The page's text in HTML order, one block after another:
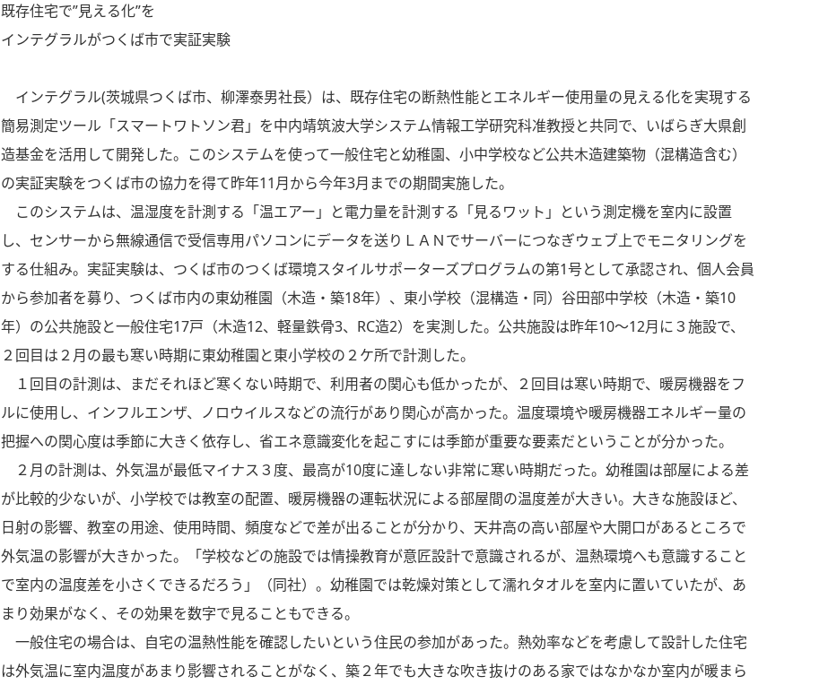
既存住宅で”見える化”を
インテグラルがつくば市で実証実験
インテグラル(茨城県つくば市、柳澤泰男社長）は、既存住宅の断熱性能とエネルギー使用量の見える化を実現する
簡易測定ツール「スマートワトソン君」を中内靖筑波大学システム情報工学研究科准教授と共同で、いばらぎ大県創
造基金を活用して開発した。このシステムを使って一般住宅と幼稚園、小中学校など公共木造建築物（混構造含む）
の実証実験をつくば市の協力を得て昨年11月から今年3月までの期間実施した。
このシステムは、温湿度を計測する「温エアー」と電力量を計測する「見るワット」という測定機を室内に設置
し、センサーから無線通信で受信専用パソコンにデータを送りＬＡＮでサーバーにつなぎウェブ上でモニタリングを
する仕組み。実証実験は、つくば市のつくば環境スタイルサポーターズプログラムの第1号として承認され、個人会員
から参加者を募り、つくば市内の東幼稚園（木造・築18年）、東小学校（混構造・同）谷田部中学校（木造・築10
年）の公共施設と一般住宅17戸（木造12、軽量鉄骨3、RC造2）を実測した。公共施設は昨年10～12月に３施設で、
２回目は２月の最も寒い時期に東幼稚園と東小学校の２ケ所で計測した。
１回目の計測は、まだそれほど寒くない時期で、利用者の関心も低かったが、２回目は寒い時期で、暖房機器をフ
ルに使用し、インフルエンザ、ノロウイルスなどの流行があり関心が高かった。温度環境や暖房機器エネルギー量の
把握への関心度は季節に大きく依存し、省エネ意識変化を起こすには季節が重要な要素だということが分かった。
２月の計測は、外気温が最低マイナス３度、最高が10度に達しない非常に寒い時期だった。幼稚園は部屋による差
が比較的少ないが、小学校では教室の配置、暖房機器の運転状況による部屋間の温度差が大きい。大きな施設ほど、
日射の影響、教室の用途、使用時間、頻度などで差が出ることが分かり、天井高の高い部屋や大開口があるところで
外気温の影響が大きかった。「学校などの施設では情操教育が意匠設計で意識されるが、温熱環境へも意識すること
で室内の温度差を小さくできるだろう」（同社）。幼稚園では乾燥対策として濡れタオルを室内に置いていたが、あ
まり効果がなく、その効果を数字で見ることもできる。
一般住宅の場合は、自宅の温熱性能を確認したいという住民の参加があった。熱効率などを考慮して設計した住宅
は外気温に室内温度があまり影響されることがなく、築２年でも大きな吹き抜けのある家ではなかなか室内が暖まら